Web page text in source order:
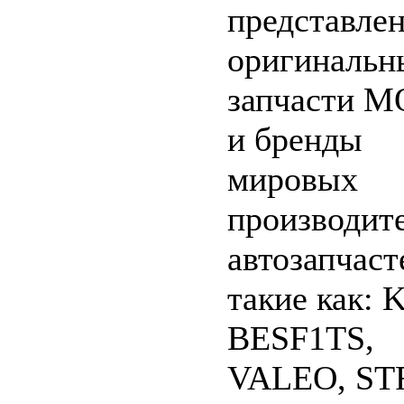
запчасти
и бренды
мировых
такие как:
BESF1TS,
VALEO,